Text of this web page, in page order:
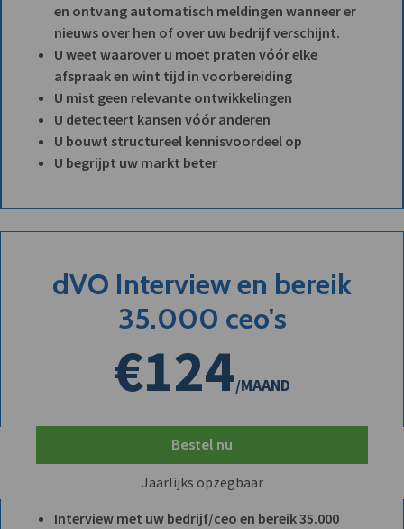
en ontvang automatisch meldingen wanneer er
nieuws over hen of over uw bedrijf verschijnt.
U weet waarover u moet praten vóór elke
afspraak en wint tijd in voorbereiding
U mist geen relevante ontwikkelingen
U detecteert kansen vóór anderen
U bouwt structureel kennisvoordeel op
U begrijpt uw markt beter
dVO Interview en bereik
35.000 ceo's
€124/MAAND
Bestel nu
Jaarlijks opzegbaar
Interview met uw bedrijf/ceo en bereik 35.000